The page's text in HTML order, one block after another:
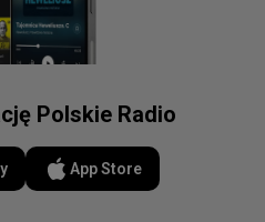
Polskie Radio
App Store